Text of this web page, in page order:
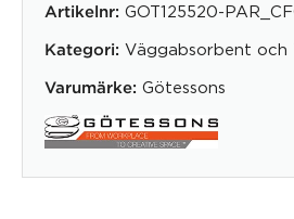
Artikelnr: GOT125520-
Kategori: Väggabsorbent och
Varumärke: Götessons